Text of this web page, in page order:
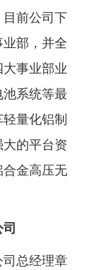
前公司下
部，并全
事业部业
系统等最
量化铝制
的平台资
金高压无
总经理章